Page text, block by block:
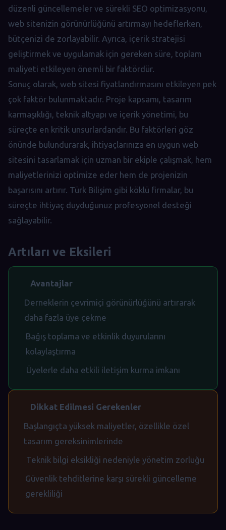
düzenli güncellemeler ve sürekli SEO optimizasyonu,
web sitenizin görünürlüğünü artırmayı hedeflerken,
bütçenizi de zorlayabilir. Ayrıca, içerik stratejisi
geliştirmek ve uygulamak için gereken süre, toplam
maliyeti etkileyen önemli bir faktördür.
Sonuç olarak, web sitesi fiyatlandırmasını etkileyen pek
çok faktör bulunmaktadır. Proje kapsamı, tasarım
karmaşıklığı, teknik altyapı ve içerik yönetimi, bu
süreçte en kritik unsurlardandır. Bu faktörleri göz
önünde bulundurarak, ihtiyaçlarınıza en uygun web
sitesini tasarlamak için uzman bir ekiple çalışmak, hem
maliyetlerinizi optimize eder hem de projenizin
başarısını artırır. Türk Bilişim gibi köklü firmalar, bu
süreçte ihtiyaç duyduğunuz profesyonel desteği
sağlayabilir.
Artıları ve Eksileri
Avantajlar
Derneklerin çevrimiçi görünürlüğünü artırarak
daha fazla üye çekme
Bağış toplama ve etkinlik duyurularını
kolaylaştırma
Üyelerle daha etkili iletişim kurma imkanı
Dikkat Edilmesi Gerekenler
Başlangıçta yüksek maliyetler, özellikle özel
tasarım gereksinimlerinde
Teknik bilgi eksikliği nedeniyle yönetim zorluğu
Güvenlik tehditlerine karşı sürekli güncelleme
gerekliliği